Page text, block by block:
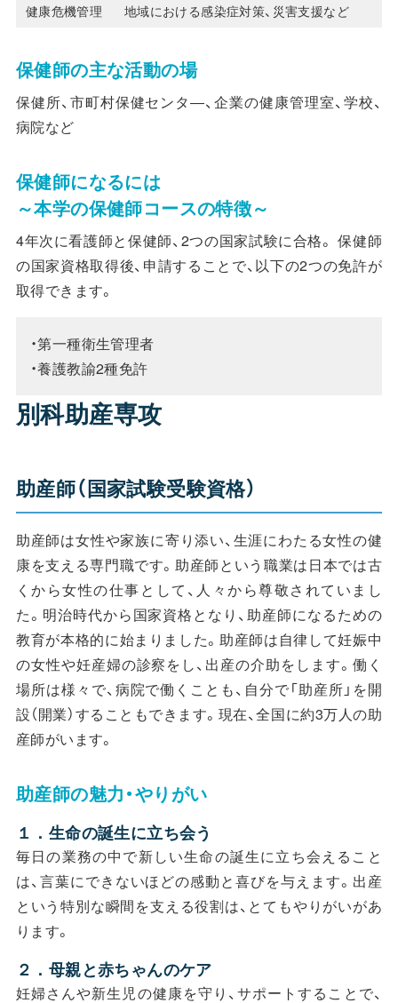
健康危機管理
地域における感染症対策、災害支援など
保健師の主な活動の場
保健所、市町村保健センタ―、企業の健康管理室、学校、
病院など
保健師になるには
～本学の保健師コースの特徴～
4年次に看護師と保健師、2つの国家試験に合格。 保健師
の国家資格取得後、申請することで、以下の2つの免許が
取得できます。
・第一種衛生管理者
・養護教諭2種免許
別科助産専攻
助産師（国家試験受験資格）
助産師は⼥性や家族に寄り添い、⽣涯にわたる⼥性の健
康を⽀える専⾨職です。助産師という職業は⽇本では古
くから⼥性の仕事として、⼈々から尊敬されていまし
た。明治時代から国家資格となり、助産師になるための
教育が本格的に始まりました。助産師は⾃律して妊娠中
の⼥性や妊産婦の診察をし、出産の介助をします。働く
場所は様々で、病院で働くことも、⾃分で「助産所」を開
設（開業）することもできます。現在、全国に約3万⼈の助
産師がいます。
助産師の魅力・やりがい
１．生命の誕生に立ち会う
毎日の業務の中で新しい生命の誕生に立ち会えること
は、言葉にできないほどの感動と喜びを与えます。出産
という特別な瞬間を支える役割は、とてもやりがいがあ
ります。
２．母親と赤ちゃんのケア
妊婦さんや新生児の健康を守り、サポートすることで、